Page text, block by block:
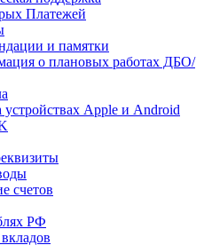
Платежей
и памятки
о плановых работах ДБО/
Apple и Android
счетов
РФ